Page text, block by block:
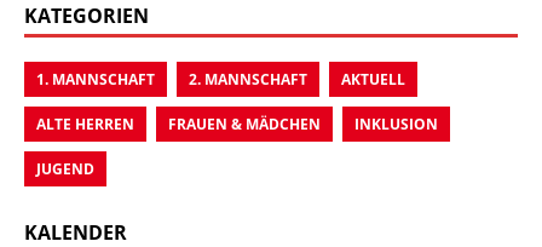
KATEGORIEN
1. MANNSCHAFT 2. MANNSCHAFT AKTUELL
ALTE HERREN FRAUEN & MÄDCHEN INKLUSION
JUGEND
KALENDER